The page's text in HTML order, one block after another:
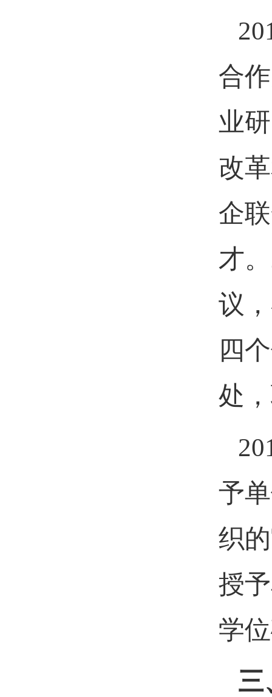
合
业
改
企
才
议
四
处
予
织
授
学
三